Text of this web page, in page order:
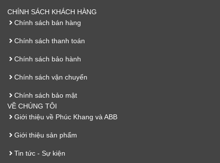
CHÍNH SÁCH KHÁCH HÀNG
Chính sách bán hàng
Chính sách thanh toán
Chính sách bảo hành
Chính sách vận chuyển
Chính sách bảo mật
VỀ CHÚNG TÔI
Giới thiệu về Phúc Khang và ABB
Giới thiệu sản phẩm
Tin tức - Sự kiện